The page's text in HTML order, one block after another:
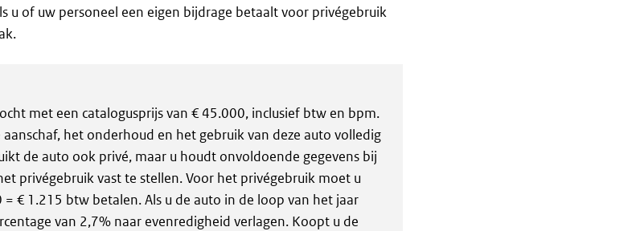
u of uw personeel een eigen bijdrage betaalt voor privégebruik
met een catalogusprijs van € 45.000, inclusief btw en bpm.
het onderhoud en het gebruik van deze auto volledig
de auto ook privé, maar u houdt onvoldoende gegevens bij
privégebruik vast te stellen. Voor het privégebruik moet u
€ 1.215 btw betalen. Als u de auto in de loop van het jaar
van 2,7% naar evenredigheid verlagen. Koopt u de